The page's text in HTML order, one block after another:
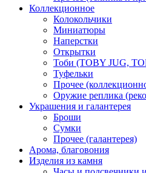
Коллекционное
Колокольчики
Миниатюры
Наперстки
Открытки
Тоби (TOBY JUG,
Туфельки
Прочее
Оружие реплика
Украшения и галантерея
Броши
Сумки
Прочее (галантерея)
Арома, благовония
Изделия из камня